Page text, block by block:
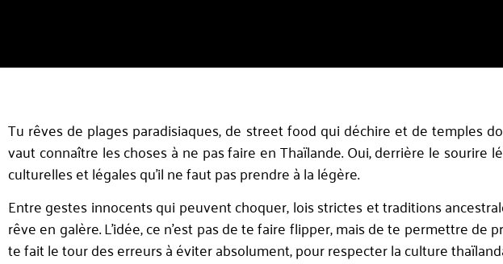
Tu rêves de plages paradisiaques, de street food qui déchire et de temples
vaut connaître les choses à ne pas faire en Thaïlande. Oui, derrière le sourire
culturelles et légales qu’il ne faut pas prendre à la légère.
Entre gestes innocents qui peuvent choquer, lois strictes et traditions
rêve en galère. L’idée, ce n’est pas de te faire flipper, mais de te permettre
te fait le tour des erreurs à éviter absolument, pour respecter la culture